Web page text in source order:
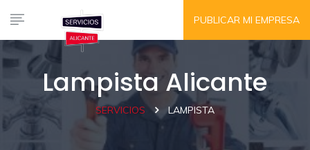
PUBLICAR MI EMPRESA
Lampista Alicante
SERVICIOS LAMPISTA